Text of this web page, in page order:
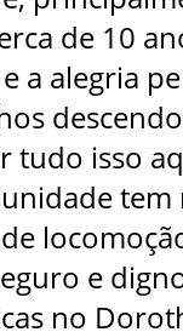
de 10
a alegria
tudo isso
e
no